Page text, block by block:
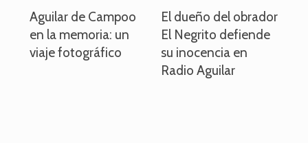
Aguilar de Campoo
en la memoria: un
viaje fotográfico
El dueño del obrador
El Negrito defiende
su inocencia en
Radio Aguilar